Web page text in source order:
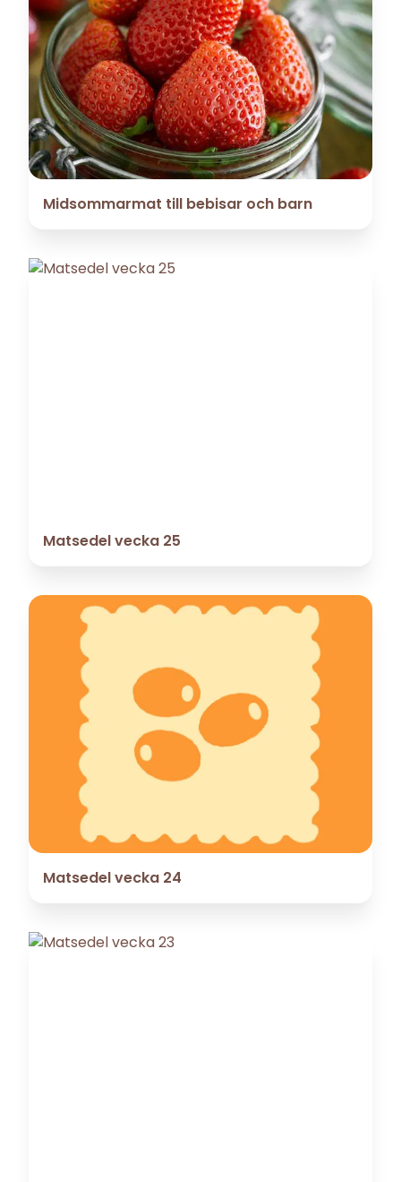
Midsommarmat till bebisar och barn
Matsedel vecka 25
Matsedel vecka 24